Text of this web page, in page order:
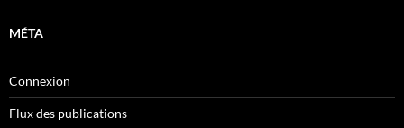
MÉTA
Connexion
Flux des publications